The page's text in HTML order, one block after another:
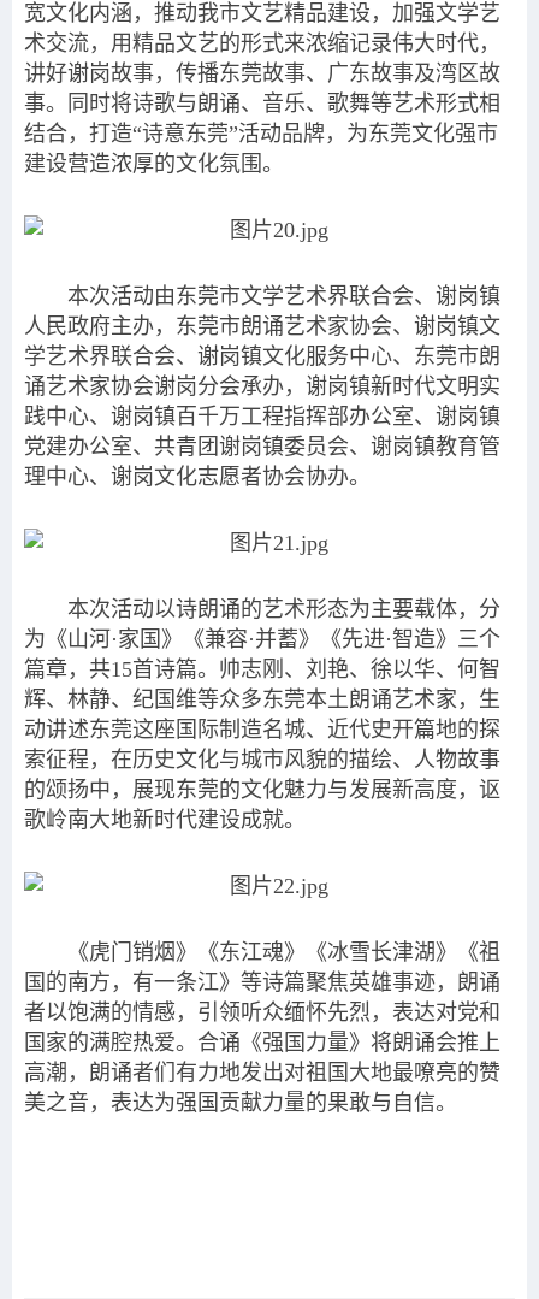
宽文化内涵，推动我市文艺精品建设，加强文学艺
术交流，用精品文艺的形式来浓缩记录伟大时代，
讲好谢岗故事，传播东莞故事、广东故事及湾区故
事。同时将诗歌与朗诵、音乐、歌舞等艺术形式相
结合，打造“诗意东莞”活动品牌，为东莞文化强市
建设营造浓厚的文化氛围。
本次活动由东莞市文学艺术界联合会、谢岗镇
人民政府主办，东莞市朗诵艺术家协会、谢岗镇文
学艺术界联合会、谢岗镇文化服务中心、东莞市朗
诵艺术家协会谢岗分会承办，谢岗镇新时代文明实
践中心、谢岗镇百千万工程指挥部办公室、谢岗镇
党建办公室、共青团谢岗镇委员会、谢岗镇教育管
理中心、谢岗文化志愿者协会协办。
本次活动以诗朗诵的艺术形态为主要载体，分
为《山河·家国》《兼容·并蓄》《先进·智造》三个
篇章，共15首诗篇。帅志刚、刘艳、徐以华、何智
辉、林静、纪国维等众多东莞本土朗诵艺术家，生
动讲述东莞这座国际制造名城、近代史开篇地的探
索征程，在历史文化与城市风貌的描绘、人物故事
的颂扬中，展现东莞的文化魅力与发展新高度，讴
歌岭南大地新时代建设成就。
《虎门销烟》《东江魂》《冰雪长津湖》《祖
国的南方，有一条江》等诗篇聚焦英雄事迹，朗诵
者以饱满的情感，引领听众缅怀先烈，表达对党和
国家的满腔热爱。合诵《强国力量》将朗诵会推上
高潮，朗诵者们有力地发出对祖国大地最嘹亮的赞
美之音，表达为强国贡献力量的果敢与自信。